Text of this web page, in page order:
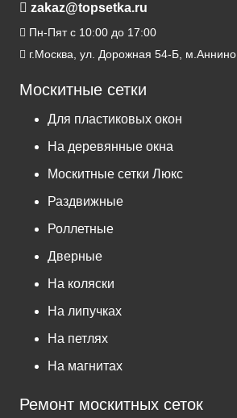
zakaz@topsetka.ru
Пн-Пят с 10:00 до 17:00
г.Москва, ул. Дорожная 54-Б, м.Аннино
Москитные сетки
Для пластиковых окон
На деревянные окна
Москитные сетки Люкс
Раздвижные
Роллетные
Дверные
На коляски
На липучках
На петлях
На магнитах
Ремонт москитных сеток